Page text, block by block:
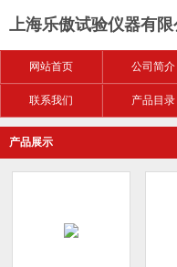
上海乐傲试验仪器有限
网站首页 公司简介
联系我们 产品目录
产品展示